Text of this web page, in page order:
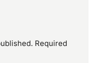
Required